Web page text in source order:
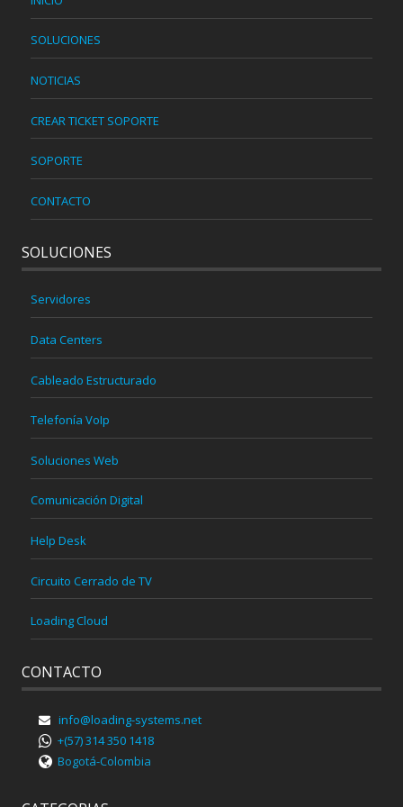
SOLUCIONES
NOTICIAS
CREAR TICKET SOPORTE
SOPORTE
CONTACTO
SOLUCIONES
Servidores
Data Centers
Cableado Estructurado
Telefonía VoIp
Soluciones Web
Comunicación Digital
Help Desk
Circuito Cerrado de TV
Loading Cloud
CONTACTO
info@loading-systems.net
+(57) 314 350 1418
Bogotá-Colombia